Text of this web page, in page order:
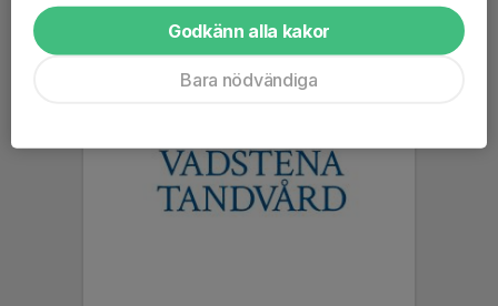
Godkänn alla kakor
Bara nödvändiga